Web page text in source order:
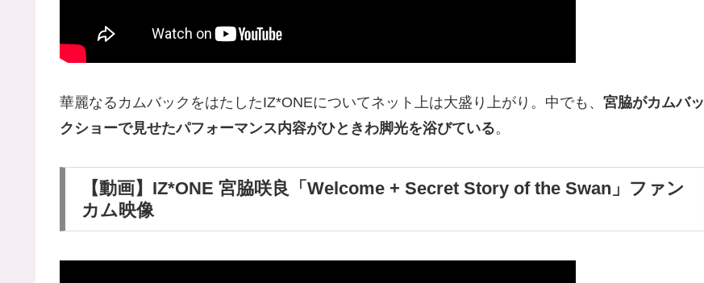
華麗なるカムバックをはたしたIZ*ONEについてネット上は大盛り上がり。中でも、 宮脇がカムバッ
クショーで見せたパフォーマンス内容がひときわ脚光を浴びている。
【動画】IZ*ONE 宮脇咲良「Welcome + Secret Story of the Swan」ファン
カム映像